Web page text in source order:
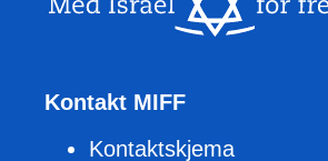
Kontakt MIFF
Kontaktskjema